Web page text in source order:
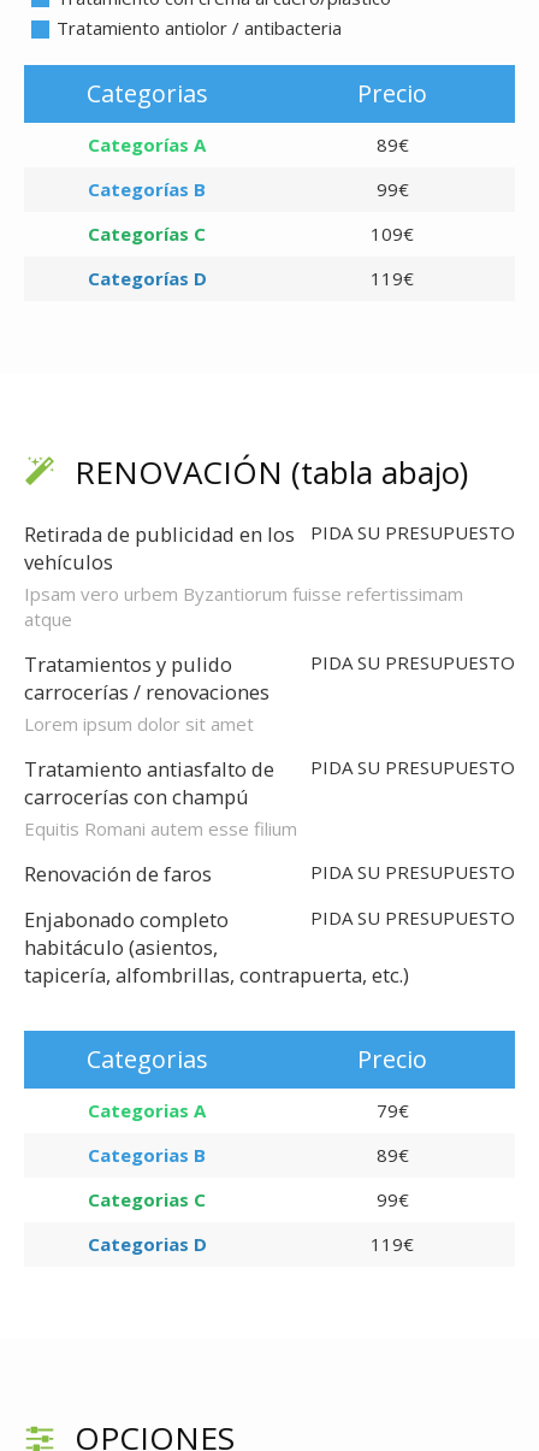
Tratamiento antiolor / antibacteria
Categorias Precio
Categorías A
89€
Categorías B
99€
Categorías C
109€
Categorías D
119€
RENOVACIÓN (tabla abajo)
PIDA SU PRESUPUESTO
Retirada de publicidad en los
vehículos
Ipsam vero urbem Byzantiorum fuisse refertissimam
atque
PIDA SU PRESUPUESTO
Tratamientos y pulido
carrocerías / renovaciones
Lorem ipsum dolor sit amet
PIDA SU PRESUPUESTO
Tratamiento antiasfalto de
carrocerías con champú
Equitis Romani autem esse filium
PIDA SU PRESUPUESTO
Renovación de faros
PIDA SU PRESUPUESTO
Enjabonado completo
habitáculo (asientos,
tapicería, alfombrillas, contrapuerta, etc.)
Categorias Precio
Categorias A
79€
Categorias B
89€
Categorias C
99€
Categorias D
119€
OPCIONES